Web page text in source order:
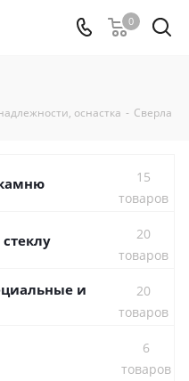
0
оснастка - Сверла
15
товаров
20
товаров
и
20
товаров
6
товаров